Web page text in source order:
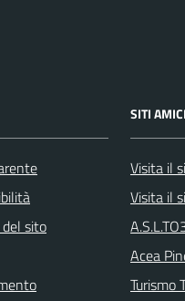
sito
SITI AMICI
Visita il
Visita il
Acea
Turismo